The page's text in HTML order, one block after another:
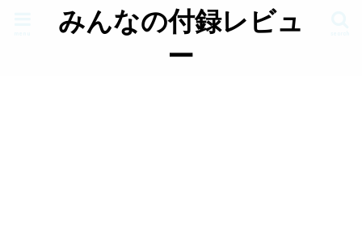
みんなの付録レビュ
ー